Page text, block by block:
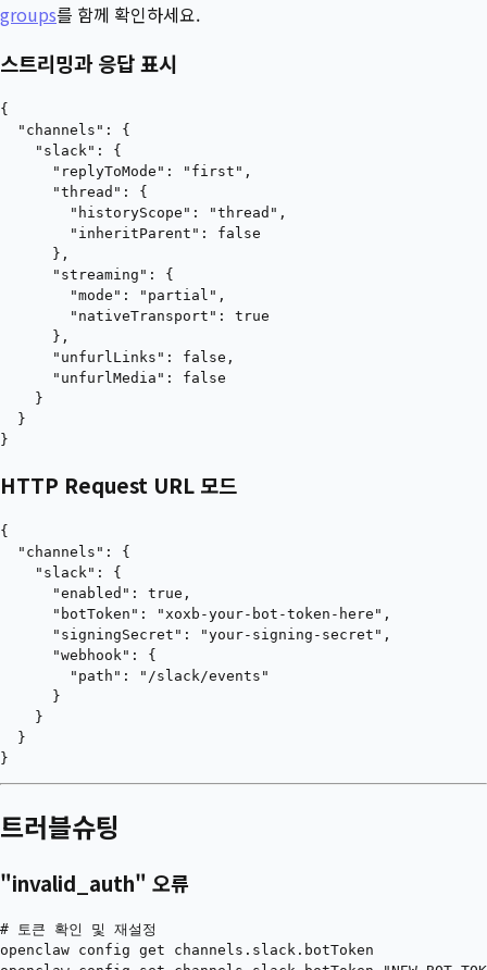
groups를 함께 확인하세요.
스트리밍과 응답 표시
{
  "channels": {
    "slack": {
      "replyToMode": "first",
      "thread": {
        "historyScope": "thread",
        "inheritParent": false
      },
      "streaming": {
        "mode": "partial",
        "nativeTransport": true
      },
      "unfurlLinks": false,
      "unfurlMedia": false
    }
  }
HTTP Request URL 모드
{
  "channels": {
    "slack": {
      "enabled": true,
      "botToken": "xoxb-your-bot-token-here",
      "signingSecret": "your-signing-secret",
      "webhook": {
        "path": "/slack/events"
      }
    }
  }
트러블슈팅
"invalid_auth" 오류
# 토큰 확인 및 재설정
openclaw config get channels.slack.botToken